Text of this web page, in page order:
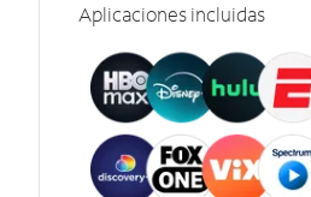
Aplicaciones incluidas